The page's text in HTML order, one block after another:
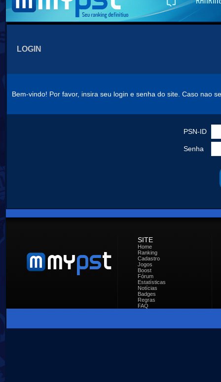
LOGIN
Bem-vindo! Por favor, insira seu login e senha do site. Caso nao
PSN-ID
Senha
SITE
Home
Ranking
Cadastro
Jogos
Boost
Fórum
Estatísticas
Notícias
Badges
Regras
FAQ